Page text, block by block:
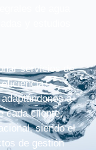
servicios de
a
cada cliente.
siendo el
de gestión